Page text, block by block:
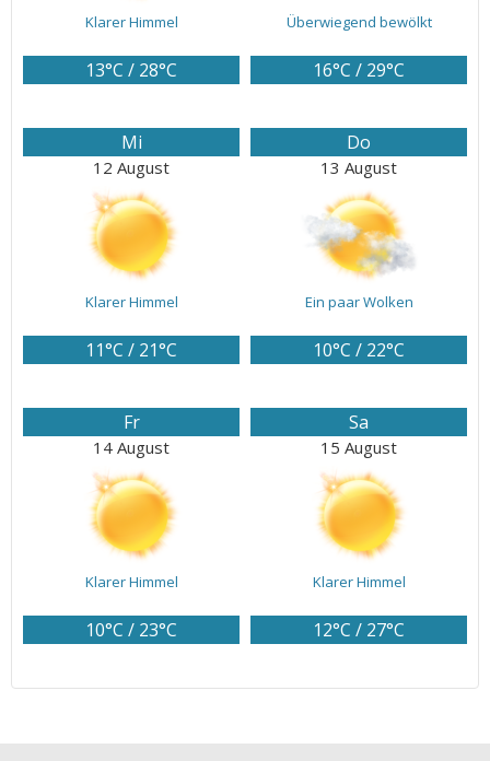
Klarer Himmel
13°C / 28°C
Überwiegend bewölkt
16°C / 29°C
Mi
12 August
Klarer Himmel
11°C / 21°C
Do
13 August
Ein paar Wolken
10°C / 22°C
Fr
14 August
Klarer Himmel
10°C / 23°C
Sa
15 August
Klarer Himmel
12°C / 27°C